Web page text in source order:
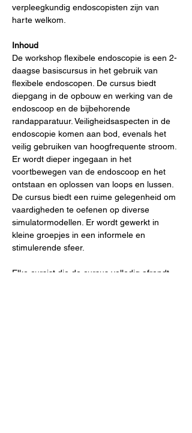
verpleegkundig endoscopisten zijn van
harte welkom.
Inhoud
De workshop flexibele endoscopie is een 2-
daagse basiscursus in het gebruik van
flexibele endoscopen. De cursus biedt
diepgang in de opbouw en werking van de
endoscoop en de bijbehorende
randapparatuur. Veiligheidsaspecten in de
endoscopie komen aan bod, evenals het
veilig gebruiken van hoogfrequente stroom.
Er wordt dieper ingegaan in het
voortbewegen van de endoscoop en het
ontstaan en oplossen van loops en lussen.
De cursus biedt een ruime gelegenheid om
vaardigheden te oefenen op diverse
simulatormodellen. Er wordt gewerkt in
kleine groepjes in een informele en
stimulerende sfeer.
Elke cursist die de cursus volledig afrondt